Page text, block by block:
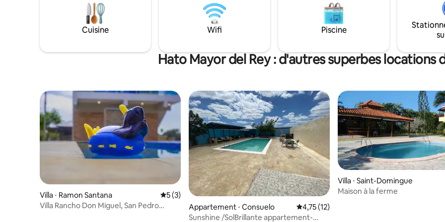
Haitises et à 35 km de l'impressionnant
Salto La Jalda.
inoubliables. Créez de nouveaux
souvenirs avec vos proches dès
aujourd'hui. (Pour les événements, texte
par message)
avons une rivière, à l'usage
nos clients, où vous pourrez
créer des souvenirs avec vos
Cuisine Wifi Piscine
Hato Mayor del Rey : d'autres superbes locations
Villa ⋅ Ramon Santana Évaluation moyenne sur la base de 3 commentaires : 5 sur 5
5 (3)
Villa Rancho Don Miguel, San Pedro
Appartement ⋅ Consuelo Évaluation moyenne sur la base de 12
4,75 (12)
Sunshine /SolBrillante appartement-
Villa ⋅ Saint-Domingue
Maison à la ferme